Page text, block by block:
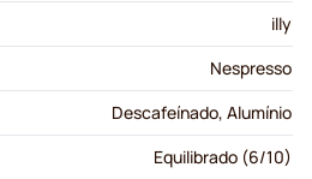
illy
Nespresso
Descafeínado, Alumínio
Equilibrado (6/10)